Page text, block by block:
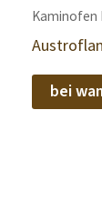
Kaminofen
bei